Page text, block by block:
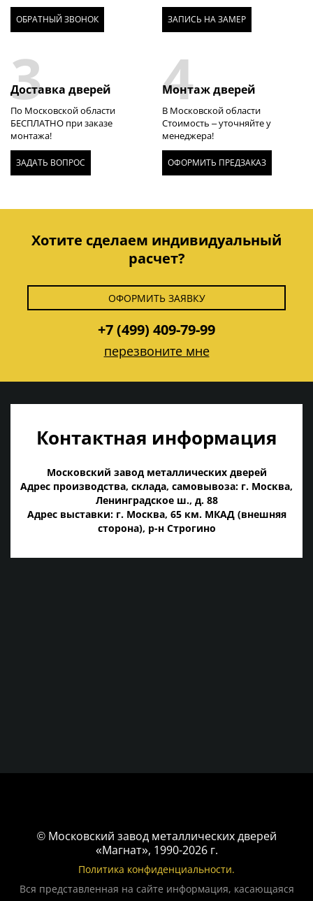
ОБРАТНЫЙ ЗВОНОК ЗАПИСЬ НА ЗАМЕР
3
Доставка дверей
По Московской области
БЕСПЛАТНО при заказе
монтажа!
ЗАДАТЬ ВОПРОС
4
Монтаж дверей
В Московской области
Стоимость – уточняйте у
менеджера!
ОФОРМИТЬ ПРЕДЗАКАЗ
Хотите сделаем индивидуальный
расчет?
ОФОРМИТЬ ЗАЯВКУ
+7 (499) 409-79-99
перезвоните мне
Контактная информация
Московский завод металлических дверей
Адрес производства, склада, самовывоза: г. Москва,
Ленинградское ш., д. 88
Адрес выставки: г. Москва, 65 км. МКАД (внешняя
сторона), р-н Строгино
© Московский завод металлических дверей
«Магнат», 1990-2026 г.
Политика конфиденциальности.
Вся представленная на сайте информация, касающаяся